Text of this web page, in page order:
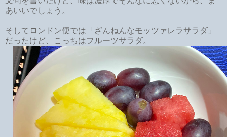
あいいでしょう。
そしてロンドン便では「ざんねんなモッツァレラサラダ」
だったけど、こっちはフルーツサラダ。